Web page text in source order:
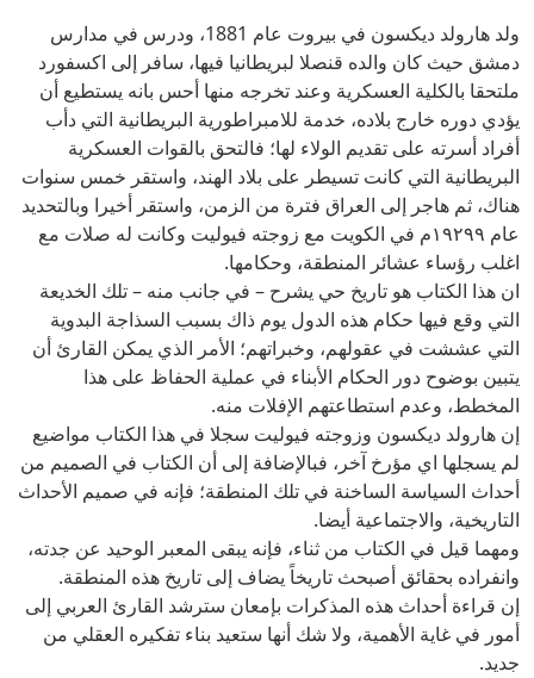
ولد هارولد ديكسون في بيروت عام 1881، ودرس في مدارس
دمشق حيث كان والده قنصلا لبريطانيا فيها، سافر إلى اكسفورد
ملتحقا بالكلية العسكرية وعند تخرجه منها أحس بانه يستطيع أن
يؤدي دوره خارج بلاده، خدمة للامبراطورية البريطانية التي دأب
أفراد أسرته على تقديم الولاء لها؛ فالتحق بالقوات العسكرية
البريطانية التي كانت تسيطر على بلاد الهند، واستقر خمس سنوات
هناك، ثم هاجر إلى العراق فترة من الزمن، واستقر أخيرا وبالتحديد
عام ١٩٢٩۹م في الكويت مع زوجته فيوليت وكانت له صلات مع
اغلب رؤساء عشائر المنطقة، وحكامها.
ان هذا الكتاب هو تاريخ حي يشرح – في جانب منه – تلك الخديعة
التي وقع فيها حكام هذه الدول يوم ذاك بسبب السذاجة البدوية
التي عششت في عقولهم، وخبراتهم؛ الأمر الذي يمكن القارئ أن
يتبين بوضوح دور الحكام الأبناء في عملية الحفاظ على هذا
المخطط، وعدم استطاعتهم الإفلات منه.
إن هارولد ديكسون وزوجته فيوليت سجلا في هذا الكتاب مواضيع
لم يسجلها اي مؤرخ آخر، فبالإضافة إلى أن الكتاب في الصميم من
أحداث السياسة الساخنة في تلك المنطقة؛ فإنه في صميم الأحداث
التاريخية، والاجتماعية أيضا.
ومهما قيل في الكتاب من ثناء، فإنه يبقى المعبر الوحيد عن جدته،
وانفراده بحقائق أصبحث تاريخاً يضاف إلى تاريخ هذه المنطقة.
إن قراءة أحداث هذه المذكرات بإمعان سترشد القارئ العربي إلى
أمور في غاية الأهمية، ولا شك أنها ستعيد بناء تفكيره العقلي من
جديد.